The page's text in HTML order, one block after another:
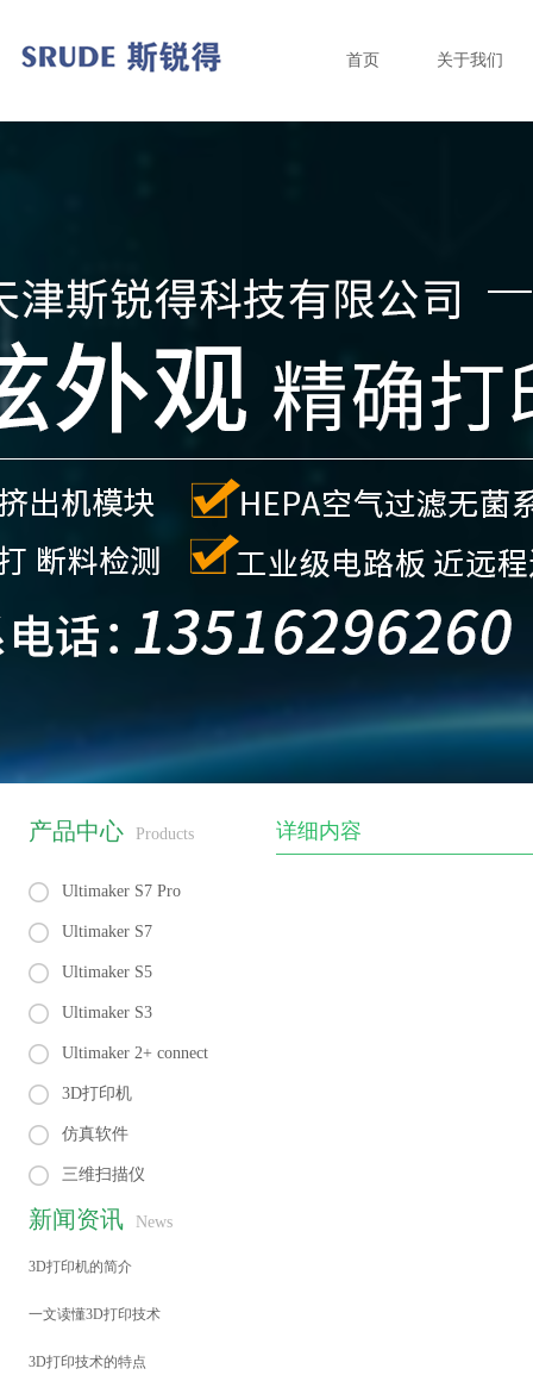
首页 关于我们
产品中心 Products
Ultimaker S7 Pro
Ultimaker S7
Ultimaker S5
Ultimaker S3
Ultimaker 2+ connect
3D打印机
仿真软件
三维扫描仪
新闻资讯 News
3D打印机的简介
一文读懂3D打印技术
3D打印技术的特点
详细内容